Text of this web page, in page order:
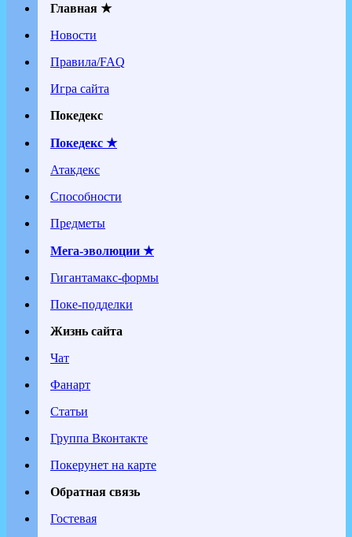
Главная ★
Новости
Правила/FAQ
Игра сайта
Покедекс
Покедекс ★
Атакдекс
Способности
Предметы
Мега-эволюции ★
Гигантамакс-формы
Поке-подделки
Жизнь сайта
Чат
Фанарт
Статьи
Группа Вконтакте
Покерунет на карте
Обратная связь
Гостевая